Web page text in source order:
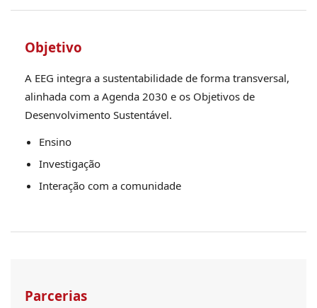
Objetivo
A EEG integra a sustentabilidade de forma transversal,
alinhada com a Agenda 2030 e os Objetivos de
Desenvolvimento Sustentável.
Ensino
Investigação
Interação com a comunidade
Parcerias